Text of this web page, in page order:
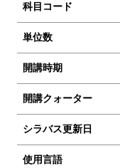
科目コード
単位数
開講時期
開講クォーター
シラバス更新日
使用言語